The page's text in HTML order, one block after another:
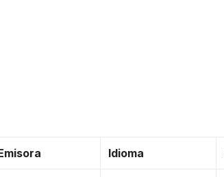
Idioma